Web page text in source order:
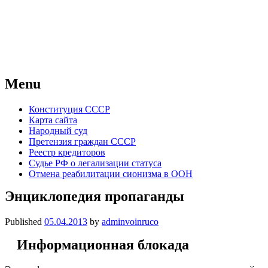
Menu
Skip
content
Конституция СССР
Карта сайта
Народный суд
Претензия граждан СССР
Реестр кредиторов
Судье РФ о легализации статуса
Отмена реабилитации сионизма в ООН
Энциклопедия пропаганды
Published 05.04.2013 by adminvoinruco
Информационная блокада